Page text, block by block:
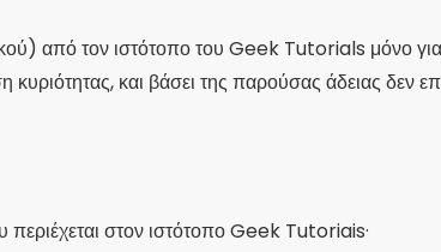
από τον ιστότοπο του Geek Tutorials μόνο
και βάσει της παρούσας άδειας δεν
περιέχεται στον ιστότοπο Geek Tutoriais·